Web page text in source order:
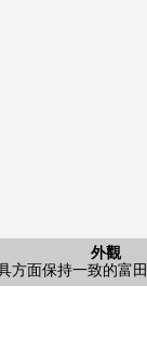
外觀
方面保持一致的富
客廳
發，低桌子等的家
客廳
2面采光，房間滿滿
客廳
光從南面進來，擁
客廳
為客廳飯廳用隔開
室內
在寬鬆的面積的空
廚房
也在旁邊便於丟垃
廚房
菜做好的開放式廚
槽。
廚房
速也擦汙垢也打掃
洗臉
洗臉室
洗臉
收納，保管化妝品
公共汽車
上的寬鬆的浴室。有
廁所
所，附帶舒適的溫
室內
1樓西式房間有
室內
1樓和式房間(約8
室內
1樓和式房間(約8
室內
1樓和式房間(約8
室內
2樓和式房間(約6
室內
2樓和式房間(約6
陽台
來自南向曝光面陽
收納
的收藏的儲藏室
門口
門口旁邊有泥地收
院子
也能享受園藝以及
院子
南院子良好。實現
含有前面道路的
北側前面道
含有前面道路的
北側前面道
外觀
境而言正好的安靜
停車場
於雨的日的行李的
外觀